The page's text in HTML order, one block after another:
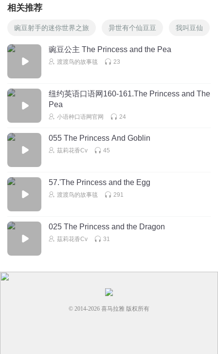
相关推荐
豌豆射手的迷你世界之旅 异世有个仙豆豆 我叫豆仙
豌豆公主 The Princess and the Pea
渡渡鸟的故事毯 23
纽约英语口语网160-161.The Princess and The
Pea
小语种口语网官网 24
055 The Princess And Goblin
茲莉花香Cv 45
57.'The Princess and the Egg
渡渡鸟的故事毯 291
025 The Princess and the Dragon
茲莉花香Cv 31
© 2014-2026 喜马拉雅 版权所有